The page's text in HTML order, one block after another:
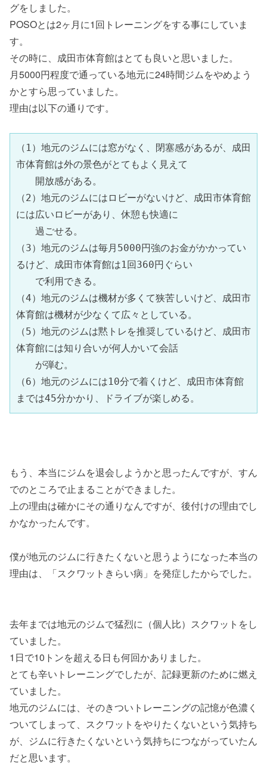
グをしました。
POSOとは2ヶ月に1回トレーニングをする事にしていま
す。
その時に、成田市体育館はとても良いと思いました。
月5000円程度で通っている地元に24時間ジムをやめよう
かとすら思っていました。
理由は以下の通りです。
（1）地元のジムには窓がなく、閉塞感があるが、成田
市体育館は外の景色がとてもよく見えて
開放感がある。
（2）地元のジムにはロビーがないけど、成田市体育館
には広いロビーがあり、休憩も快適に
過ごせる。
（3）地元のジムは毎月5000円強のお金がかかってい
るけど、成田市体育館は1回360円ぐらい
で利用できる。
（4）地元のジムは機材が多くて狭苦しいけど、成田市
体育館は機材が少なくて広々としている。
（5）地元のジムは黙トレを推奨しているけど、成田市
体育館には知り合いが何人かいて会話
が弾む。
（6）地元のジムには10分で着くけど、成田市体育館
までは45分かかり、ドライブが楽しめる。
もう、本当にジムを退会しようかと思ったんですが、すん
でのところで止まることができました。
上の理由は確かにその通りなんですが、後付けの理由でし
かなかったんです。
僕が地元のジムに行きたくないと思うようになった本当の
理由は、「スクワットきらい病」を発症したからでした。
去年までは地元のジムで猛烈に（個人比）スクワットをし
ていました。
1日で10トンを超える日も何回かありました。
とても辛いトレーニングでしたが、記録更新のために燃え
ていました。
地元のジムには、そのきついトレーニングの記憶が色濃く
ついてしまって、スクワットをやりたくないという気持ち
が、ジムに行きたくないという気持ちにつながっていたん
だと思います。